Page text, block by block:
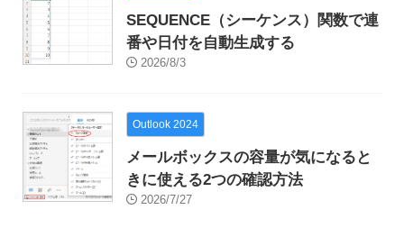
SEQUENCE（シーケンス）関数で連
番や日付を自動生成する
2026/8/3
Outlook 2024
メールボックスの容量が気になると
きに使える2つの確認方法
2026/7/27